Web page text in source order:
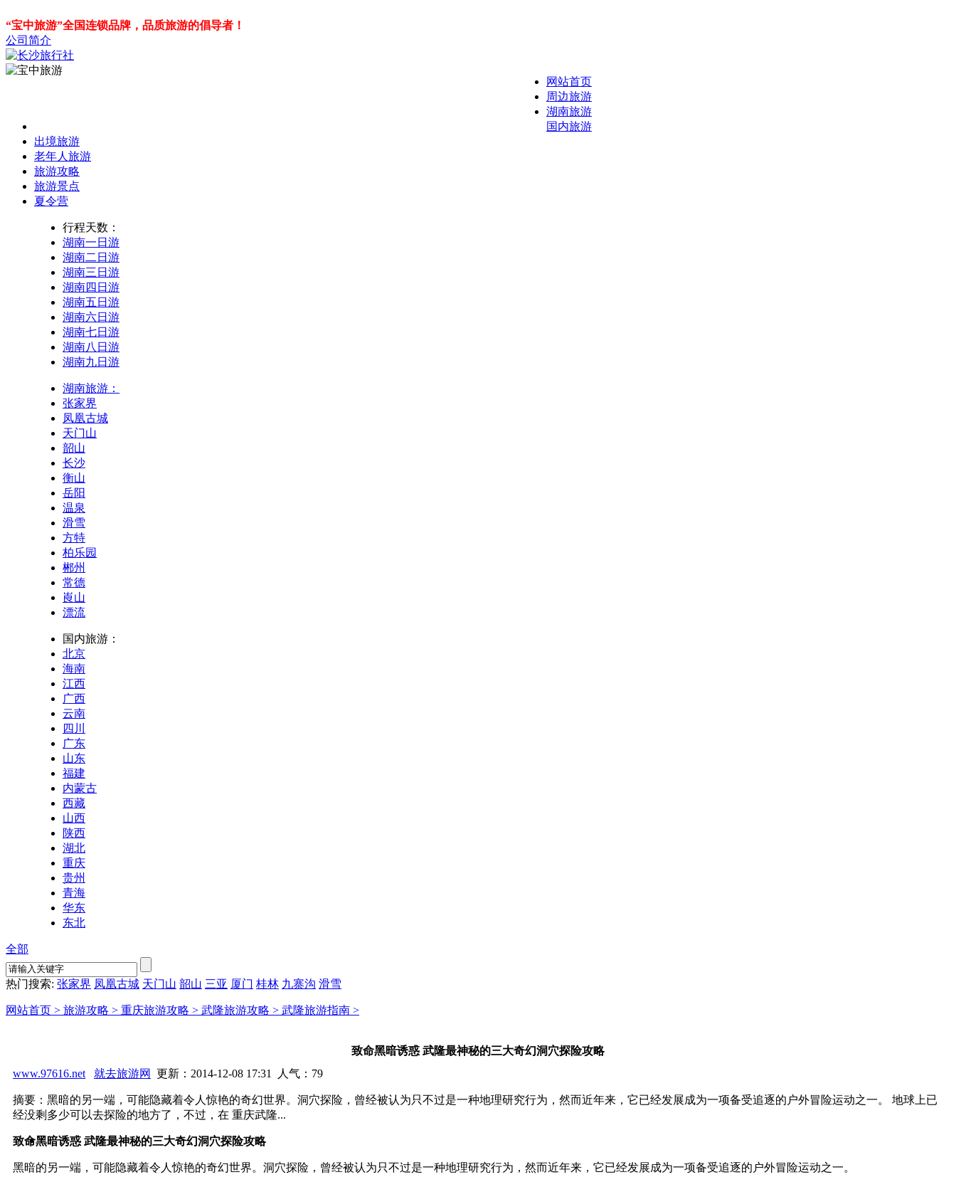
“宝中旅游”全国连锁品牌，品质旅游的倡导者！
公司简介
网站首页
周边旅游
湖南旅游
国内旅游
出境旅游
老年人旅游
旅游攻略
旅游景点
夏令营
行程天数：
湖南一日游
湖南二日游
湖南三日游
湖南四日游
湖南五日游
湖南六日游
湖南七日游
湖南八日游
湖南九日游
湖南旅游：
张家界
凤凰古城
天门山
韶山
长沙
衡山
岳阳
温泉
滑雪
方特
柏乐园
郴州
常德
崀山
漂流
国内旅游：
北京
海南
江西
广西
云南
四川
广东
山东
福建
内蒙古
西藏
山西
陕西
湖北
重庆
贵州
青海
华东
东北
全部
热门搜索: 张家界 凤凰古城 天门山 韶山 三亚 厦门 桂林 九寨沟 滑雪
网站首页 > 旅游攻略 > 重庆旅游攻略 > 武隆旅游攻略 > 武隆旅游指南 >
致命黑暗诱惑 武隆最神秘的三大奇幻洞穴探险攻略
www.97616.net
就去旅游网 更新：2014-12-08 17:31 人气： 79
摘要：黑暗的另一端，可能隐藏着令人惊艳的奇幻世界。洞穴探险，曾经被认为只不过是一种地理研究行为，然而近年来，它已经发展成为一项备受追逐的户外冒险运动之一。 地球上已
经没剩多少可以去探险的地方了，不过，在 重庆武隆...
致命黑暗诱惑 武隆最神秘的三大奇幻洞穴探险攻略
黑暗的另一端，可能隐藏着令人惊艳的奇幻世界。洞穴探险，曾经被认为只不过是一种地理研究行为，然而近年来，它已经发展成为一项备受追逐的户外冒险运动之一。